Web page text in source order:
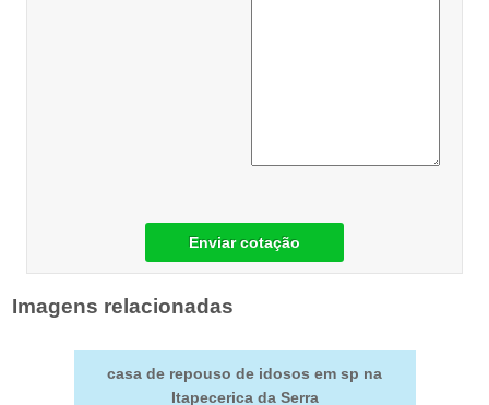
Enviar cotação
Imagens relacionadas
casa de repouso de idosos em sp na
Itapecerica da Serra